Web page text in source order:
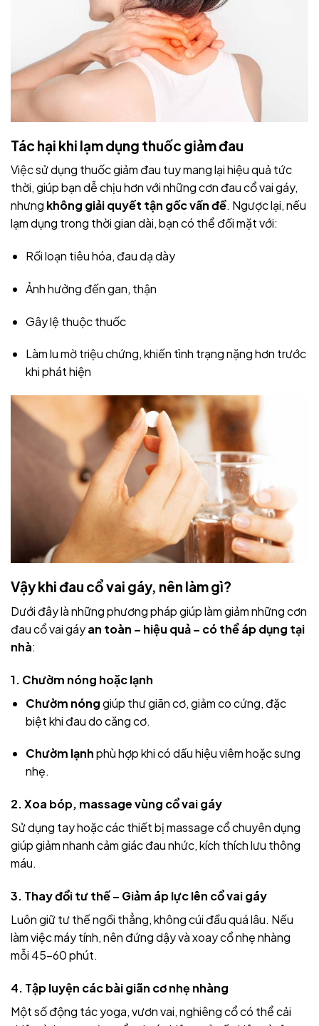
Tác hại khi lạm dụng thuốc giảm đau
Việc sử dụng thuốc giảm đau tuy mang lại hiệu quả tức
thời, giúp bạn dễ chịu hơn với những cơn đau cổ vai gáy,
nhưng không giải quyết tận gốc vấn đề. Ngược lại, nếu
lạm dụng trong thời gian dài, bạn có thể đối mặt với:
Rối loạn tiêu hóa, đau dạ dày
Ảnh hưởng đến gan, thận
Gây lệ thuộc thuốc
Làm lu mờ triệu chứng, khiến tình trạng nặng hơn trước
khi phát hiện
Vậy khi đau cổ vai gáy, nên làm gì?
Dưới đây là những phương pháp giúp làm giảm những cơn
đau cổ vai gáyan toàn – hiệu quả – có thể áp dụng tại
nhà:
1. Chườm nóng hoặc lạnh
Chườm nónggiúp thư giãn cơ, giảm co cứng, đặc
biệt khi đau do căng cơ.
Chườm lạnhphù hợp khi có dấu hiệu viêm hoặc sưng
nhẹ.
2.Xoa bóp, massage vùng cổ vai gáy
Sử dụng tay hoặc các thiết bị massage cổ chuyên dụng
giúp giảm nhanh cảm giác đau nhức, kích thích lưu thông
máu.
3. Thay đổi tư thế – Giảm áp lực lên cổ vai gáy
Luôn giữ tư thế ngồi thẳng, không cúi đầu quá lâu. Nếu
làm việc máy tính, nên đứng dậy và xoay cổ nhẹ nhàng
mỗi 45-60 phút.
4. Tập luyện các bài giãn cơ nhẹ nhàng
Một số động tác yoga, vươn vai, nghiêng cổ có thể cải